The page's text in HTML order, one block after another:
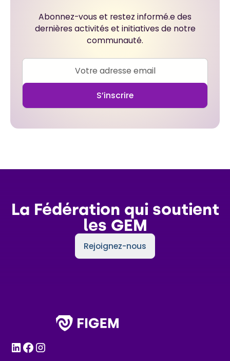
Abonnez-vous et restez informé.e des
dernières activités et initiatives de notre
communauté.
La Fédération qui soutient
les GEM
Rejoignez-nous